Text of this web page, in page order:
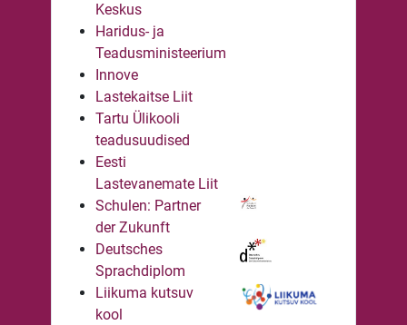
Keskus
Haridus- ja
Teadusministeerium
Innove
Lastekaitse Liit
Tartu Ülikooli
teadusuudised
Eesti
Lastevanemate Liit
Schulen: Partner
der Zukunft
Deutsches
Sprachdiplom
Liikuma kutsuv
kool